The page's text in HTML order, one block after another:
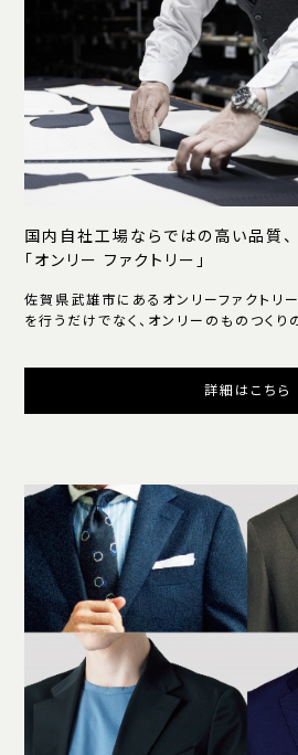
国内自社工場ならではの高い品質、
「オンリー ファクトリー」
佐賀県武雄市にあるオンリーファクトリ
を行うだけでなく、オンリーのものつくり
詳細はこちら